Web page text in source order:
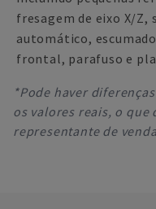
fresagem de eixo X/
automático,
frontal, parafuso e
*Pode haver
os valores reais, o
representante de